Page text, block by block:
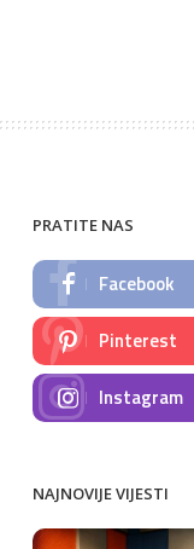
PRATITE NAS
Facebook
Pinterest
Instagram
NAJNOVIJE VIJESTI